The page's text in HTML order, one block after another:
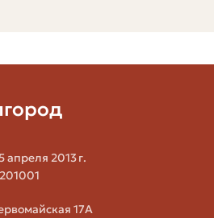
упаковка и вес —
доставке
хранения и разгрузки.
упаковывают кирпич на
апреля 2013 г.
17А